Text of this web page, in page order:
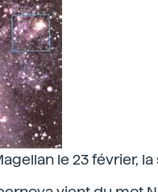
le 23 février,